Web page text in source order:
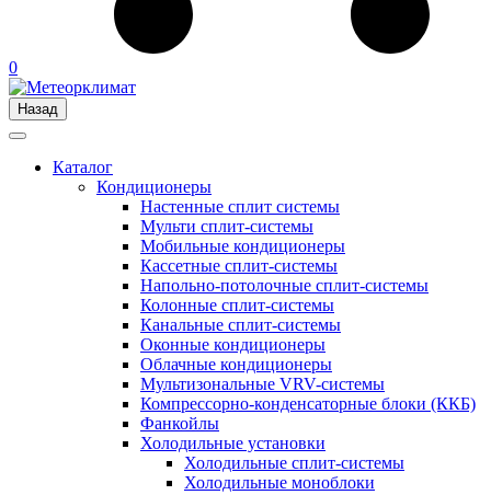
0
Назад
Каталог
Кондиционеры
Настенные сплит системы
Мульти сплит-системы
Мобильные кондиционеры
Кассетные сплит-системы
Напольно-потолочные сплит-системы
Колонные сплит-системы
Канальные сплит-системы
Оконные кондиционеры
Облачные кондиционеры
Мультизональные VRV-системы
Компрессорно-конденсаторные блоки (ККБ)
Фанкойлы
Холодильные установки
Холодильные сплит-системы
Холодильные моноблоки